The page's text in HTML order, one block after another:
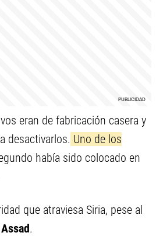
eran de fabricación casera y
desactivarlos. Uno de los
había sido colocado en
que atraviesa Siria, pese al
.